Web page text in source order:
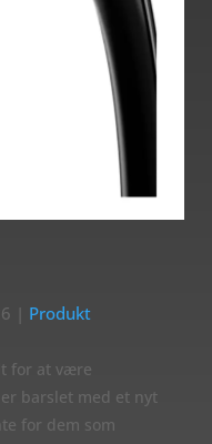
Produkt
for at være
barslet med et nyt
for dem som